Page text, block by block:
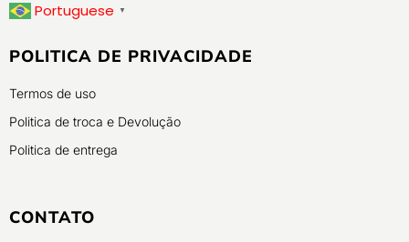
Portuguese ▼
POLITICA DE PRIVACIDADE
Termos de uso
Politica de troca e Devolução
Politica de entrega
CONTATO